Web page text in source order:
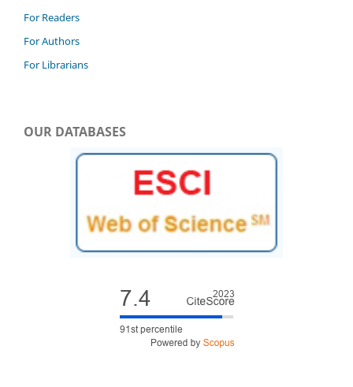
For Readers
For Authors
For Librarians
OUR DATABASES